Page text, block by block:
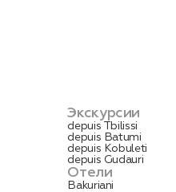
Экскурсии
depuis Tbilissi
depuis Batumi
depuis Kobuleti
depuis Gudauri
Отели
Bakuriani